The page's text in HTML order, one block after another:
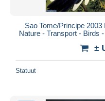
Sao Tome/Principe
Nature - Transport - Birds
±
Statuut